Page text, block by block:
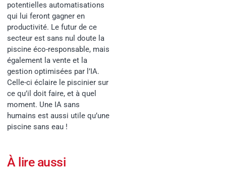
potentielles automatisations
qui lui feront gagner en
productivité. Le futur de ce
secteur est sans nul doute la
piscine éco-responsable, mais
également la vente et la
gestion optimisées par l’IA.
Celle-ci éclaire le piscinier sur
ce qu’il doit faire, et à quel
moment. Une IA sans
humains est aussi utile qu’une
piscine sans eau !
À lire aussi